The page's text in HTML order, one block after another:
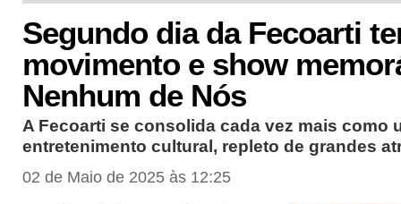
Segundo dia da Fecoarti
movimento e show
Nenhum de Nós
A Fecoarti se consolida cada vez mais como
entretenimento cultural, repleto de grandes
02 de Maio de 2025 às 12:25